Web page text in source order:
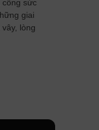
công sức
giai
lòng